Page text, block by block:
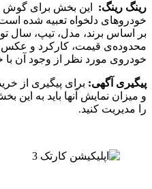
رینگ رینگ: این بخش برای گوش
خودروهای دلخواه تعبیه‌ شده
بر اساس برند، مدل، تیپ، سال
محدوده‌ی قیمت، کارکرد و عکس
خودروی مورد نظر از وجود آن با
پیگیری آگهی: برای پیگیری از
و میزان نمایش‌ آنها باید به
را مدیریت کنید.